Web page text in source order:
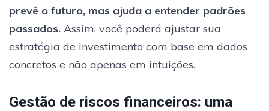
prevê o futuro, mas ajuda a entender padrões
passados. Assim, você poderá ajustar sua
estratégia de investimento com base em dados
concretos e não apenas em intuições.
Gestão de riscos financeiros: uma